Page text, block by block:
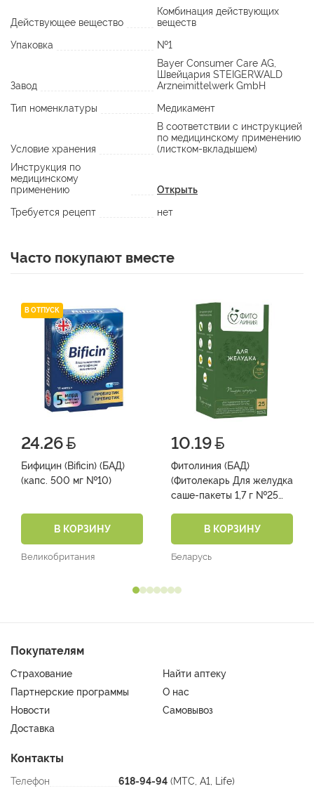
Действующее вещество
Комбинация действующих
веществ
Упаковка
№1
Завод
Bayer Consumer Care AG,
Швейцария STEIGERWALD
Arzneimittelwerk GmbH
Тип номенклатуры
Медикамент
Условие хранения
В соответствии с инструкцией
по медицинскому применению
(листком-вкладышем)
Инструкция по
медицинскому
применению
Открыть
Требуется рецепт
нет
Часто покупают вместе
В ОТПУСК
24.26
Бифицин (Bificin) (БАД)
(капс. 500 мг №10)
В КОРЗИНУ
Великобритания
10.19
Фитолиния (БАД)
(Фитолекарь Для желудка
саше-пакеты 1,7 г №25
В КОРЗИНУ
Беларусь
Покупателям
Страхование
Найти аптеку
Партнерские программы
О нас
Новости
Самовывоз
Доставка
Контакты
Телефон 618-94-94 (МТС, A1, Life)